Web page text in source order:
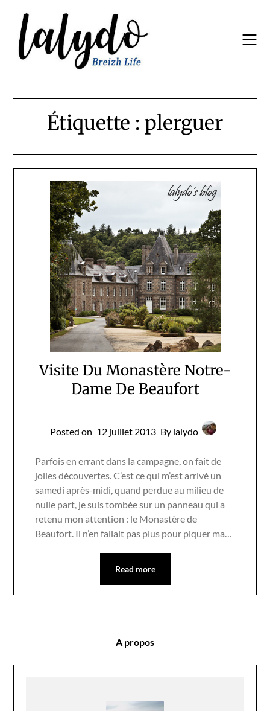
content
Étiquette : plerguer
Visite Du Monastère Notre-
Dame De Beaufort
Posted on 12 juillet 2013 By lalydo
Parfois en errant dans la campagne, on fait de
jolies découvertes. C’est ce qui m’est arrivé un
samedi après-midi, quand perdue au milieu de
nulle part, je suis tombée sur un panneau qui a
retenu mon attention : le Monastère de
Beaufort. Il n’en fallait pas plus pour piquer ma…
Read more
A propos